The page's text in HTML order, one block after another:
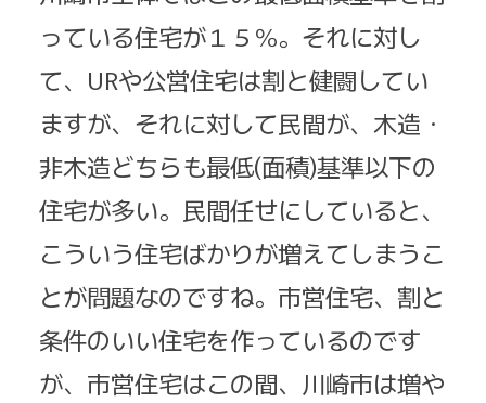
っている住宅が１５％。それに対し
て、URや公営住宅は割と健闘してい
ますが、それに対して民間が、木造・
非木造どちらも最低(面積)基準以下の
住宅が多い。民間任せにしていると、
こういう住宅ばかりが増えてしまうこ
とが問題なのですね。市営住宅、割と
条件のいい住宅を作っているのです
が、市営住宅はこの間、川崎市は増や